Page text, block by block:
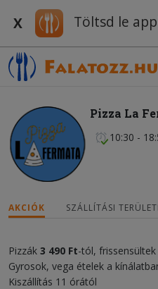
X Töltsd le
Pizza La
10:30 -
AKCIÓK SZÁLLÍTÁSI
Pizzák 3 490 Ft-tól, frissensültek
Gyrosok, vega ételek a
Kiszállítás 11 órától